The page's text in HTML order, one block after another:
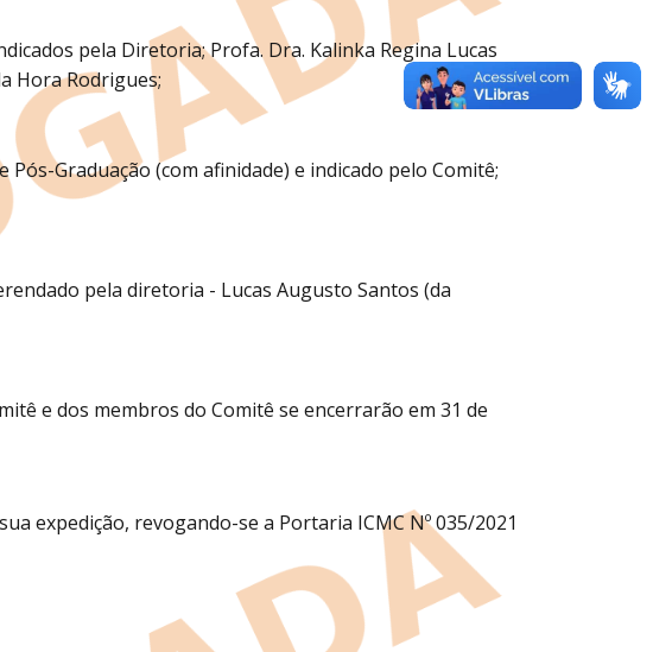
pela Diretoria; Profa. Dra. Kalinka Regina Lucas
Hora Rodrigues;
Graduação (com afinidade) e indicado pelo Comitê;
pela diretoria - Lucas Augusto Santos (da
e dos membros do Comitê se encerrarão em 31 de
expedição, revogando-se a Portaria ICMC Nº 035/2021